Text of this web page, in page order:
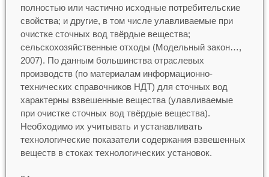
полностью или частично исходные потребительские
свойства; и другие, в том числе улавливаемые при
очистке сточных вод твёрдые вещества;
сельскохозяйственные отходы (Модельный закон…,
2007). По данным большинства отраслевых
производств (по материалам информационно-
технических справочников НДТ) для сточных вод
характерны взвешенные вещества (улавливаемые
при очистке сточных вод твёрдые вещества).
Необходимо их учитывать и устанавливать
технологические показатели содержания взвешенных
веществ в стоках технологических установок.